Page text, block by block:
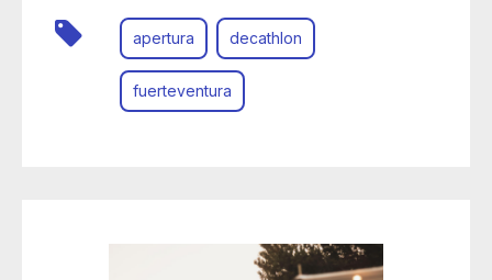
apertura decathlon
fuerteventura